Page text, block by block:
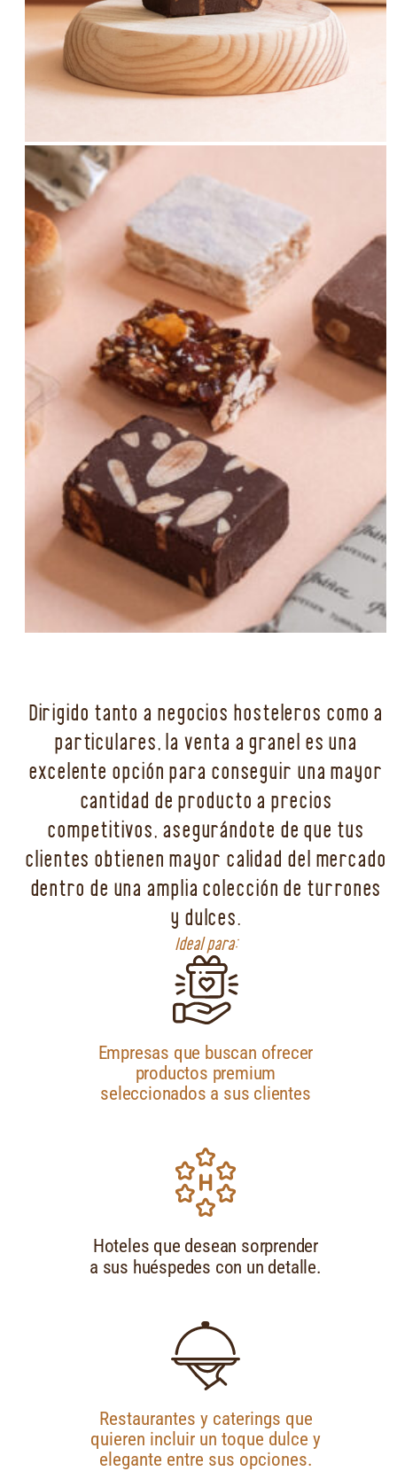
Dirigido tanto a negocios hosteleros como a
particulares, la venta a granel es una
excelente opción para conseguir una mayor
cantidad de producto a precios
competitivos, asegurándote de que tus
clientes obtienen mayor calidad del mercado
dentro de una amplia colección de turrones
y dulces.
Ideal para:
Empresas que buscan ofrecer
productos premium
seleccionados a sus clientes
Hoteles que desean sorprender
a sus huéspedes con un detalle.
Restaurantes y caterings que
quieren incluir un toque dulce y
elegante entre sus opciones.